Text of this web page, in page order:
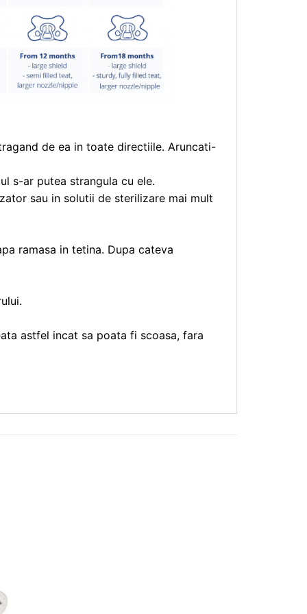
de ea in toate directiile. Aruncati-
s-ar putea strangula cu ele.
sau in solutii de sterilizare mai mult
ramasa in tetina. Dupa cateva
astfel incat sa poata fi scoasa, fara